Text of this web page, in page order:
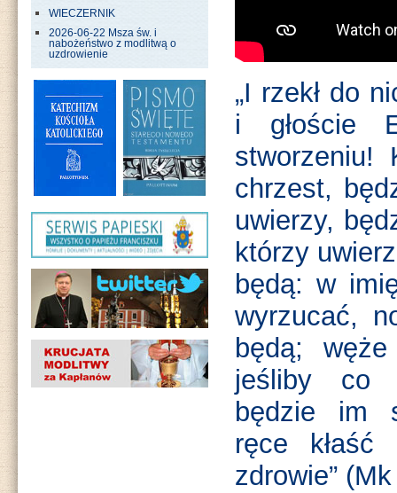
WIECZERNIK
2026-06-22 Msza św. i
nabożeństwo z modlitwą o
uzdrowienie
„I rzekł do
i głoście
stworzeniu!
chrzest,
uwierzy,
którzy
będą: w
wyrzucać,
będą;
jeśliby co
będzie im
ręce
zdrowie”